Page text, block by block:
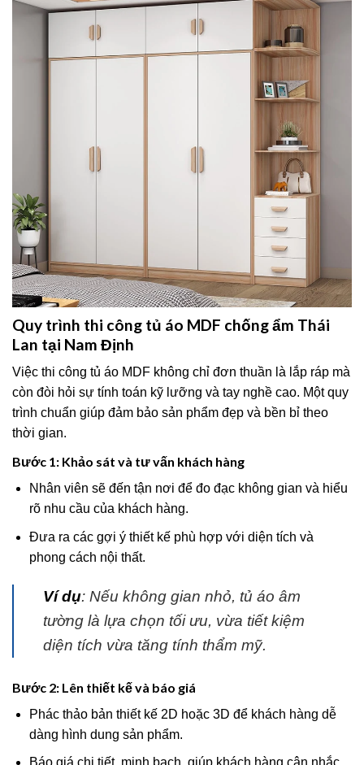
Quy trình thi công tủ áo MDF chống ẩm Thái
Lan tại Nam Định
Việc thi công tủ áo MDF không chỉ đơn thuần là lắp ráp mà
còn đòi hỏi sự tính toán kỹ lưỡng và tay nghề cao. Một quy
trình chuẩn giúp đảm bảo sản phẩm đẹp và bền bỉ theo
thời gian.
Bước 1: Khảo sát và tư vấn khách hàng
Nhân viên sẽ đến tận nơi để đo đạc không gian và hiểu
rõ nhu cầu của khách hàng.
Đưa ra các gợi ý thiết kế phù hợp với diện tích và
phong cách nội thất.
Ví dụ: Nếu không gian nhỏ, tủ áo âm
tường là lựa chọn tối ưu, vừa tiết kiệm
diện tích vừa tăng tính thẩm mỹ.
Bước 2: Lên thiết kế và báo giá
Phác thảo bản thiết kế 2D hoặc 3D để khách hàng dễ
dàng hình dung sản phẩm.